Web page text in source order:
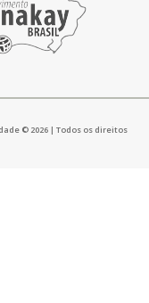
© 2026 | Todos os direitos